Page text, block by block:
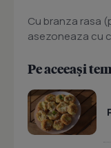
Cu branza rasa
asezoneaza cu
Pe aceeași